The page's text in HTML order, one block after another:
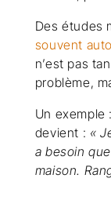
Des études
souvent
n’est pas
problème,
Un exemple
devient : «
a besoin
maison.